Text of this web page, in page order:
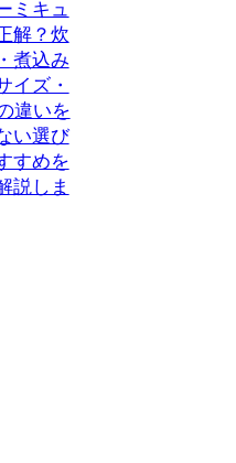
ミキュ
解？炊
煮込み
イズ・
違いを
い選び
すめを
説しま